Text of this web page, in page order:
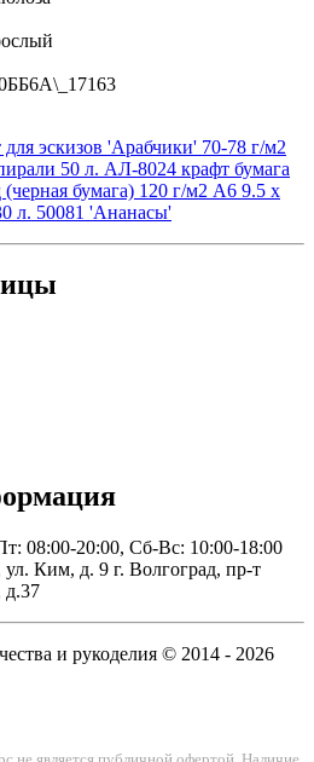
эскизов 'Арабчики' 70-78 г/м2
50 л. АЛ-8024 крафт бумага
бумага) 120 г/м2 A6 9.5 х
л. 50081 'Ананасы'
08:00-20:00, Сб-Вс: 10:00-18:00
ул. Ким, д. 9 г. Волгоград, пр-т
д.37
и рукоделия © 2014 - 2026